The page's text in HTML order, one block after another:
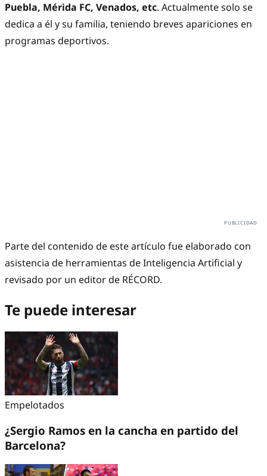
Puebla, Mérida FC, Venados, etc. Actualmente solo se
dedica a él y su familia, teniendo breves apariciones en
programas deportivos.
Parte del contenido de este artículo fue elaborado con
asistencia de herramientas de Inteligencia Artificial y
revisado por un editor de RÉCORD.
Te puede interesar
Empelotados
¿Sergio Ramos en la cancha en partido del
Barcelona?